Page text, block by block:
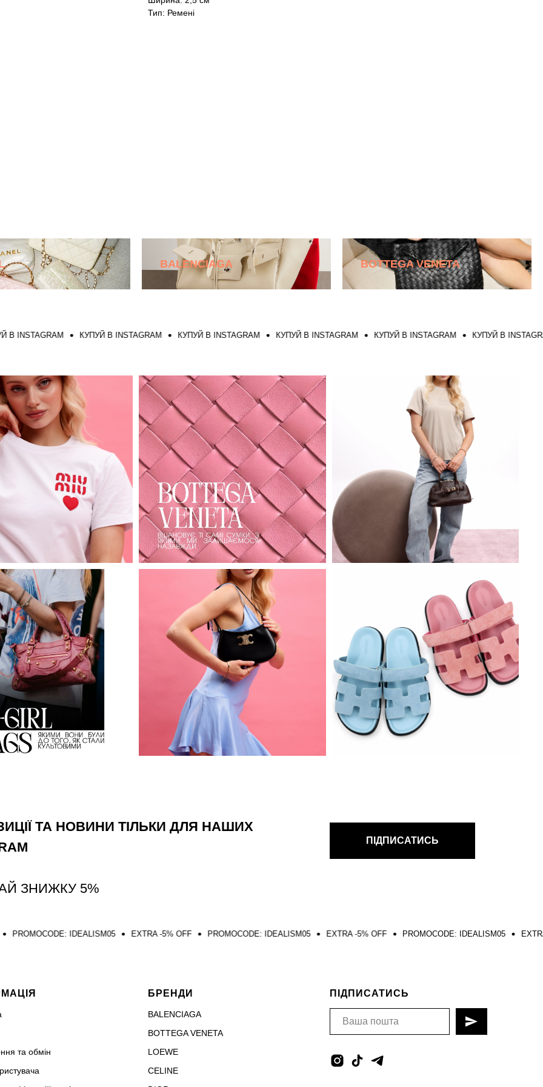
Тип: Ремені
BALENCIAGA BOTTEGA VENETA
КУПУЙ В INSTAGRAM КУПУЙ В INSTAGRAM КУПУЙ В INSTAGRAM КУПУЙ В INSTAGRAM КУПУЙ В INSTAGRAM
ТА НОВИНИ ТІЛЬКИ ДЛЯ НАШИХ
ЗНИЖКУ 5%
ПІДПИСАТИСЬ
IDEALISM05 EXTRA -5% OFF PROMOCODE: IDEALISM05 EXTRA -5% OFF PROMOCODE: IDEALISM05 EXTRA -5% OFF
та обмін
БРЕНДИ
BALENCIAGA
BOTTEGA VENETA
LOEWE
CELINE
ПІДПИСАТИСЬ